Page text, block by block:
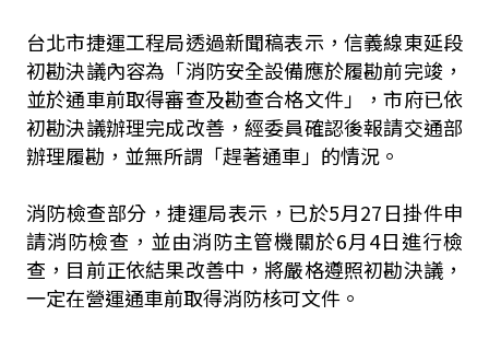
台北市捷運工程局透過新聞稿表示，信義線東延段
初勘決議內容為「消防安全設備應於履勘前完竣，
並於通車前取得審查及勘查合格文件」，市府已依
初勘決議辦理完成改善，經委員確認後報請交通部
辦理履勘，並無所謂「趕著通車」的情況。
消防檢查部分，捷運局表示，已於5月27日掛件申
請消防檢查，並由消防主管機關於6月4日進行檢
查，目前正依結果改善中，將嚴格遵照初勘決議，
一定在營運通車前取得消防核可文件。